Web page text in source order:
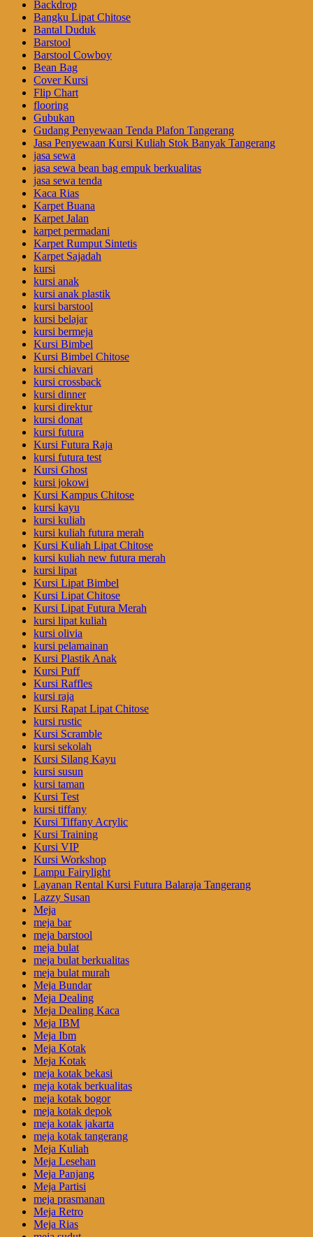
Backdrop
Bangku Lipat Chitose
Bantal Duduk
Barstool
Barstool Cowboy
Bean Bag
Cover Kursi
Flip Chart
flooring
Gubukan
Gudang Penyewaan Tenda Plafon Tangerang
Jasa Penyewaan Kursi Kuliah Stok Banyak Tangerang
jasa sewa
jasa sewa bean bag empuk berkualitas
jasa sewa tenda
Kaca Rias
Karpet Buana
Karpet Jalan
karpet permadani
Karpet Rumput Sintetis
Karpet Sajadah
kursi
kursi anak
kursi anak plastik
kursi barstool
kursi belajar
kursi bermeja
Kursi Bimbel
Kursi Bimbel Chitose
kursi chiavari
kursi crossback
kursi dinner
kursi direktur
kursi donat
kursi futura
Kursi Futura Raja
kursi futura test
Kursi Ghost
kursi jokowi
Kursi Kampus Chitose
kursi kayu
kursi kuliah
kursi kuliah futura merah
Kursi Kuliah Lipat Chitose
kursi kuliah new futura merah
kursi lipat
Kursi Lipat Bimbel
Kursi Lipat Chitose
Kursi Lipat Futura Merah
kursi lipat kuliah
kursi olivia
kursi pelamainan
Kursi Plastik Anak
Kursi Puff
Kursi Raffles
kursi raja
Kursi Rapat Lipat Chitose
kursi rustic
Kursi Scramble
kursi sekolah
Kursi Silang Kayu
kursi susun
kursi taman
Kursi Test
kursi tiffany
Kursi Tiffany Acrylic
Kursi Training
Kursi VIP
Kursi Workshop
Lampu Fairylight
Layanan Rental Kursi Futura Balaraja Tangerang
Lazzy Susan
Meja
meja bar
meja barstool
meja bulat
meja bulat berkualitas
meja bulat murah
Meja Bundar
Meja Dealing
Meja Dealing Kaca
Meja IBM
Meja Ibm
Meja Kotak
Meja Kotak
meja kotak bekasi
meja kotak berkualitas
meja kotak bogor
meja kotak depok
meja kotak jakarta
meja kotak tangerang
Meja Kuliah
Meja Lesehan
Meja Panjang
Meja Partisi
meja prasmanan
Meja Retro
Meja Rias